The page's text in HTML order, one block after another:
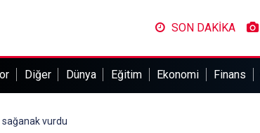
SON DAKİKA
Diğer Dünya Eğitim Ekonomi Finans
sağanak vurdu